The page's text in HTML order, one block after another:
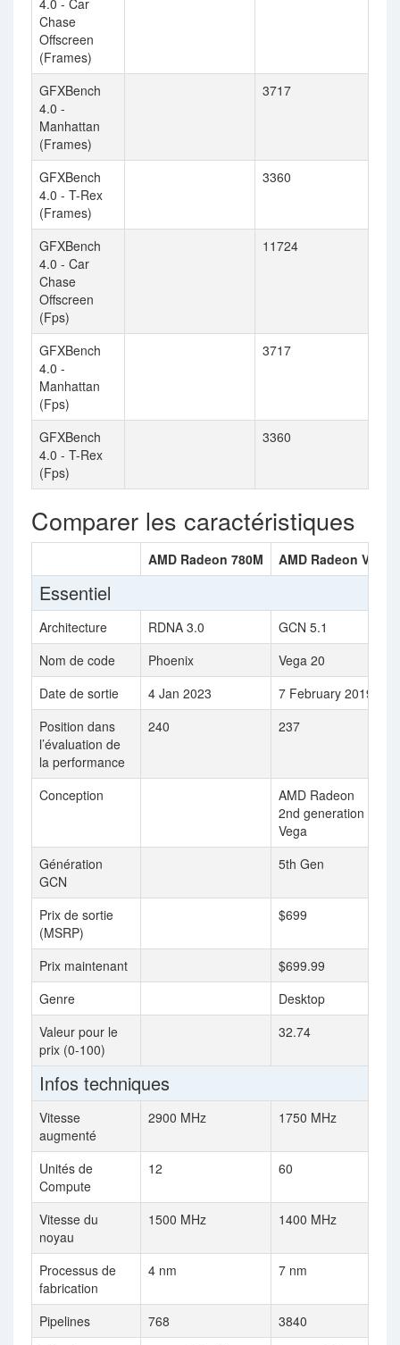
4.0 - Car
Chase
Offscreen
(Frames)
GFXBench
4.0 -
Manhattan
(Frames)
3717
GFXBench
4.0 - T-Rex
(Frames)
3360
GFXBench
4.0 - Car
Chase
Offscreen
(Fps)
11724
GFXBench
4.0 -
Manhattan
(Fps)
3717
GFXBench
4.0 - T-Rex
(Fps)
3360
Comparer les caractéristiques
AMD Radeon 780M AMD Radeon VII
Essentiel
Architecture RDNA 3.0
GCN 5.1
Nom de code
Phoenix
Vega 20
Date de sortie
4 Jan 2023
7 February 2019
Position dans
l’évaluation de
la performance
240 237
Conception
AMD Radeon
2nd generation
Vega
Génération
GCN
5th Gen
Prix de sortie
(MSRP)
$699
Prix maintenant
$699.99
Genre
Desktop
Valeur pour le
prix (0-100)
32.74
Infos techniques
Vitesse
augmenté
2900 MHz 1750 MHz
Unités de
Compute
12 60
Vitesse du
noyau
1500 MHz 1400 MHz
Processus de
fabrication
4 nm 7 nm
Pipelines 768
3840